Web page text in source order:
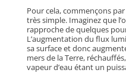
Pour cela, commençons
très simple. Imaginez que
rapproche de quelques
L’augmentation du flux
sa surface et donc
mers de la Terre,
vapeur d’eau étant un